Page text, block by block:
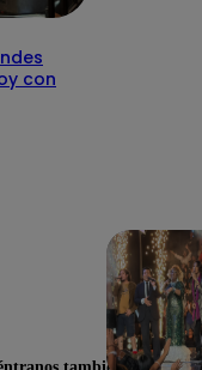
con